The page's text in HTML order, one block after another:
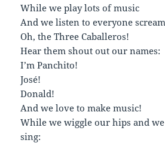
While we play lots of music
And we listen to everyone
Oh, the Three Caballeros!
Hear them shout out our names:
I’m Panchito!
José!
Donald!
And we love to make music!
While we wiggle our hips and
sing: